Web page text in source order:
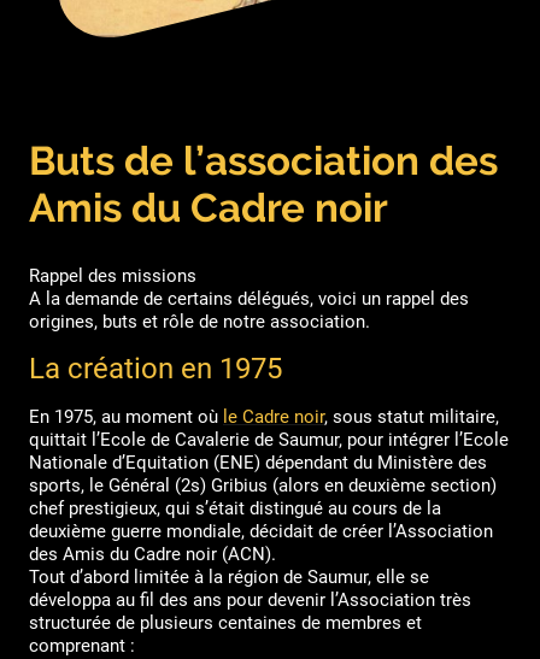
Buts de l’association des
Amis du Cadre noir
Rappel des missions
A la demande de certains délégués, voici un rappel des
origines, buts et rôle de notre association.
La création en 1975
En 1975, au moment où le Cadre noir, sous statut militaire,
quittait l’Ecole de Cavalerie de Saumur, pour intégrer l’Ecole
Nationale d’Equitation (ENE) dépendant du Ministère des
sports, le Général (2s) Gribius (alors en deuxième section)
chef prestigieux, qui s’était distingué au cours de la
deuxième guerre mondiale, décidait de créer l’Association
des Amis du Cadre noir (ACN).
Tout d’abord limitée à la région de Saumur, elle se
développa au fil des ans pour devenir l’Association très
structurée de plusieurs centaines de membres et
comprenant :